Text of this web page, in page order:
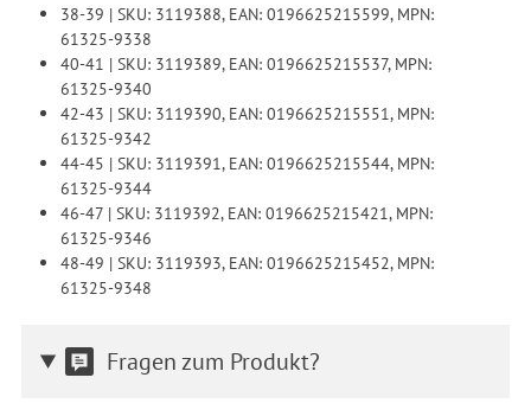
38-39 | SKU: 3119388, EAN: 0196625215599, MPN:
61325-9338
40-41 | SKU: 3119389, EAN: 0196625215537, MPN:
61325-9340
42-43 | SKU: 3119390, EAN: 0196625215551, MPN:
61325-9342
44-45 | SKU: 3119391, EAN: 0196625215544, MPN:
61325-9344
46-47 | SKU: 3119392, EAN: 0196625215421, MPN:
61325-9346
48-49 | SKU: 3119393, EAN: 0196625215452, MPN:
61325-9348
Fragen zum Produkt?